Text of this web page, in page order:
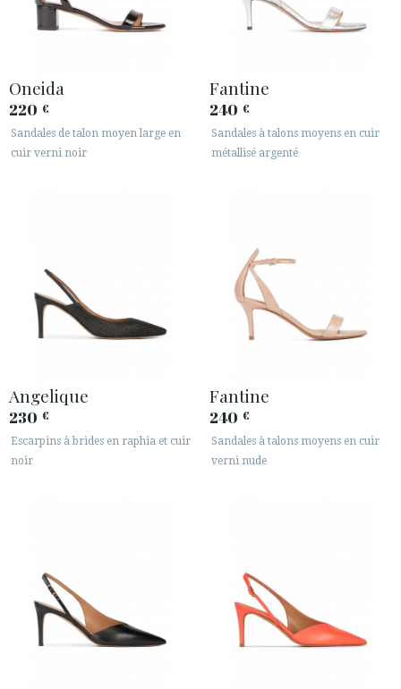
Oneida
220 €
Sandales de talon moyen large en
cuir verni noir
Fantine
240 €
Sandales à talons moyens en cuir
métallisé argenté
Angelique
230 €
Escarpins à brides en raphia et cuir
noir
Fantine
240 €
Sandales à talons moyens en cuir
verni nude